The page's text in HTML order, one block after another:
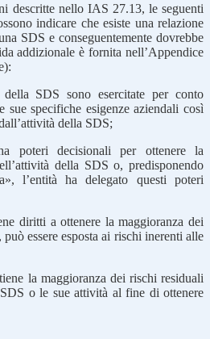
descritte nello IAS 27.13, le seguenti
indicare che esiste una relazione
SDS e conseguentemente dovrebbe
addizionale è fornita nell’Appendice
SDS sono esercitate per conto
sue specifiche esigenze aziendali così
della SDS;
poteri decisionali per ottenere la
della SDS o, predisponendo
l’entità ha delegato questi poteri
diritti a ottenere la maggioranza dei
essere esposta ai rischi inerenti alle
la maggioranza dei rischi residuali
o le sue attività al fine di ottenere